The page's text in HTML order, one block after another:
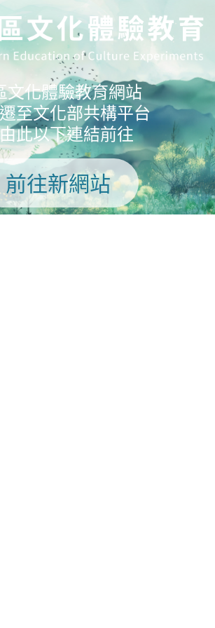
文化體驗教育網站
至文化部共構平台
此以下連結前往
前往新網站